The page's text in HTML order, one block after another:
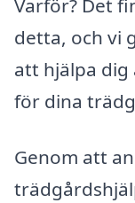
Varför? Det
detta, och vi
att hjälpa
för dina
Genom att